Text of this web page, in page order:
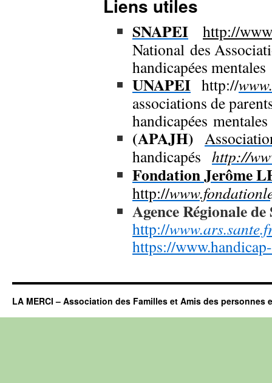
Liens utiles
SNAPEI
http://
National des
handicapées mentales
UNAPEI http://
associations de
handicapées mentales
(APAJH)
handicapés http://
Fondation Jerôme
http://
Agence Régionale
http://
https://
LA MERCI – Association des Familles et Amis des